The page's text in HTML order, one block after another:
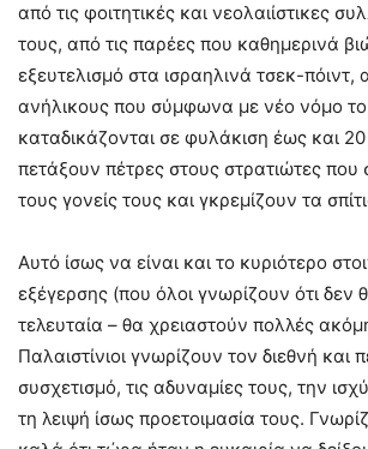
από τις φοιτητικές και νεολαιίστικες
τους, από τις παρέες που καθημερινά
εξευτελισμό στα ισραηλινά τσεκ-πόιντ,
ανήλικους που σύμφωνα με νέο νόμο
καταδικάζονται σε φυλάκιση έως και
πετάξουν πέτρες στους στρατιώτες
τους γονείς τους και γκρεμίζουν τα
Αυτό ίσως να είναι και το κυριότερο
εξέγερσης (που όλοι γνωρίζουν ότι δεν
τελευταία – θα χρειαστούν πολλές
Παλαιστίνιοι γνωρίζουν τον διεθνή και
συσχετισμό, τις αδυναμίες τους, την
τη λειψή ίσως προετοιμασία τους.